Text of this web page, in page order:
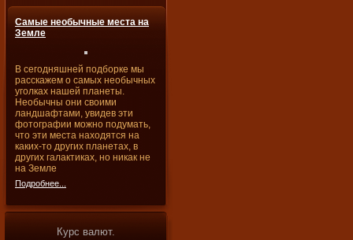
Самые необычные места на
Земле
В сегодняшней подборке мы
расскажем о самых необычных
уголках нашей планеты.
Необычны они своими
ландшафтами, увидев эти
фотографии можно подумать,
что эти места находятся на
каких-то других планетах, в
других галактиках, но никак не
на Земле
Подробнее...
Курс валют.